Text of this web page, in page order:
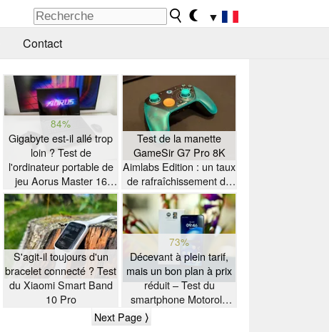
▼
Contact
84%
Gigabyte est-il allé trop
loin ? Test de
l'ordinateur portable de
jeu Aorus Master 16
équipé d'un processeur
AMD Zen 5
Test de la manette
GameSir G7 Pro 8K
Aimlabs Edition : un taux
de rafraîchissement de
8K à petit prix
S'agit-il toujours d'un
bracelet connecté ? Test
du Xiaomi Smart Band
10 Pro
73%
Décevant à plein tarif,
mais un bon plan à prix
réduit – Test du
smartphone Motorola
Next Page ⟩